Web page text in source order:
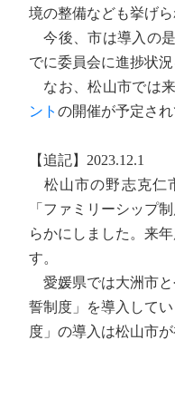
境の整備なども挙げら
今後、市は導入の
でに委員会に進捗状
なお、松山市では来
ント の開催が予定され
【追記】2023.12.1
松山市の野志克仁
「ファミリーシップ
らかにしました。来
す。
愛媛県では大洲市と
誓制度」を導入して
度」の導入は松山市が